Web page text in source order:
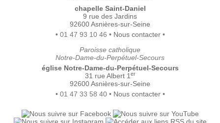
chapelle Saint-Daniel
9 rue des Jardins
92600 Asnières-sur-Seine
• 01 47 93 10 46 • Nous contacter•
Paroisse catholique
Notre-Dame-du-Perpétuel-Secours
église Notre-Dame-du-Perpétuel-Secours
31 rue Albert 1 er
92600 Asnières-sur-Seine
• 01 47 33 58 40 • Nous contacter•